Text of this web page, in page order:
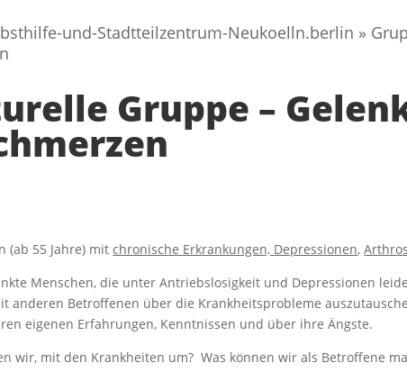
und-Stadtteilzentrum-Neukoelln.berlin »
Gruppe –
(ab 55 Jahre) mitchronische Erkrankungen, Depressionen,
Menschen, die unter Antriebslosigkeit und Depressionen
anderen Betroffenen über die Krankheitsprobleme
eigenen Erfahrungen, Kenntnissen und über ihre Ängste.
wir, mit den Krankheiten um? Was können wir als Betroffene